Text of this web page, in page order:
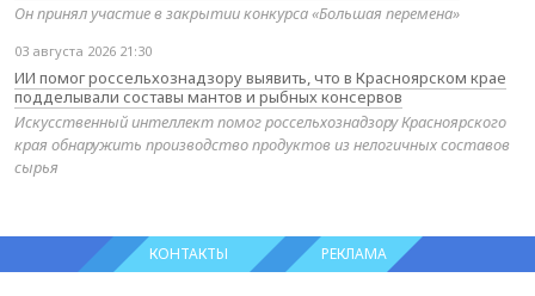
Он принял участие в закрытии конкурса «Большая перемена»
03 августа 2026 21:30
ИИ помог россельхознадзору выявить, что в Красноярском крае
подделывали составы мантов и рыбных консервов
Искусственный интеллект помог россельхознадзору Красноярского
края обнаружить производство продуктов из нелогичных составов
сырья
КОНТАКТЫ РЕКЛАМА